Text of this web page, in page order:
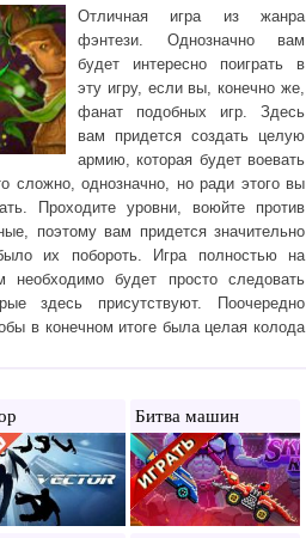
Отличная игра из жанра
фэнтези. Однозначно вам
будет интересно поиграть в
эту игру, если вы, конечно же,
фанат подобных игр. Здесь
вам придется создать целую
армию, которая будет воевать
сложно, однозначно, но ради этого вы
Проходите уровни, воюйте против
поэтому вам придется значительно
их побороть. Игра полностью на
необходимо будет просто следовать
здесь присутствуют. Поочередно
в конечном итоге была целая колода
Битва машин